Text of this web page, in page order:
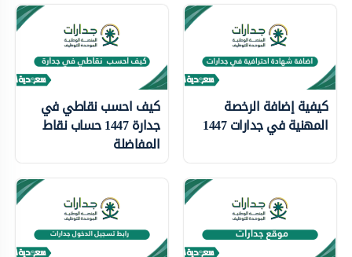
كيفية إضافة الرخصة
المهنية في جدارات 1447
كيف احسب نقاطي في
جدارة 1447 حساب نقاط
المفاضلة